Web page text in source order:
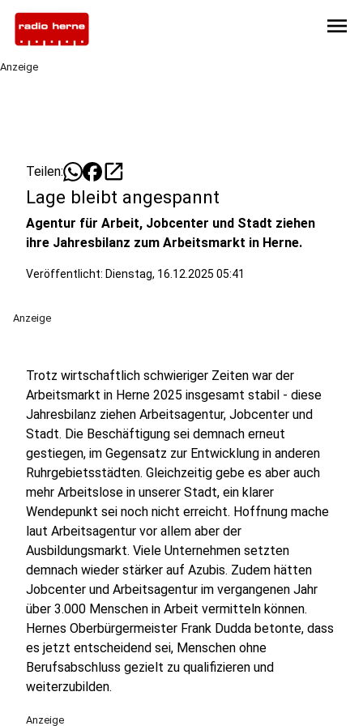
menu
Anzeige
Teilen: open_in_new
Lage bleibt angespannt
Agentur für Arbeit, Jobcenter und Stadt ziehen
ihre Jahresbilanz zum Arbeitsmarkt in Herne.
Veröffentlicht: Dienstag, 16.12.2025 05:41
Anzeige
Trotz wirtschaftlich schwieriger Zeiten war der
Arbeitsmarkt in Herne 2025 insgesamt stabil - diese
Jahresbilanz ziehen Arbeitsagentur, Jobcenter und
Stadt. Die Beschäftigung sei demnach erneut
gestiegen, im Gegensatz zur Entwicklung in anderen
Ruhrgebietsstädten. Gleichzeitig gebe es aber auch
mehr Arbeitslose in unserer Stadt, ein klarer
Wendepunkt sei noch nicht erreicht. Hoffnung mache
laut Arbeitsagentur vor allem aber der
Ausbildungsmarkt. Viele Unternehmen setzten
demnach wieder stärker auf Azubis. Zudem hätten
Jobcenter und Arbeitsagentur im vergangenen Jahr
über 3.000 Menschen in Arbeit vermitteln können.
Hernes Oberbürgermeister Frank Dudda betonte, dass
es jetzt entscheidend sei, Menschen ohne
Berufsabschluss gezielt zu qualifizieren und
weiterzubilden.
Anzeige